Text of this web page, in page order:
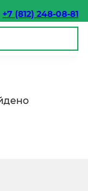
+7 (812) 248-08-81